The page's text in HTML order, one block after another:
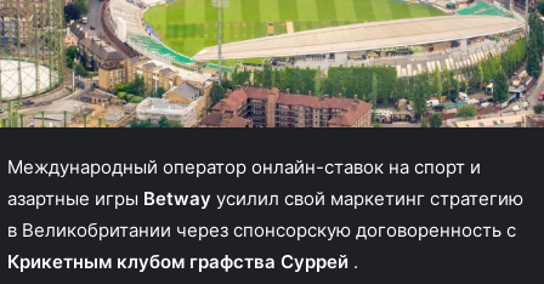
Международный оператор онлайн-ставок на спорт и
азартные игры Betway усилил свой маркетинг стратегию
в Великобритании через спонсорскую договоренность с
Крикетным клубом графства Суррей .